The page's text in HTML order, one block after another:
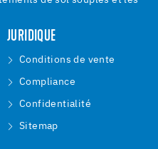
JURIDIQUE
Conditions de vente
Compliance
Confidentialité
Sitemap